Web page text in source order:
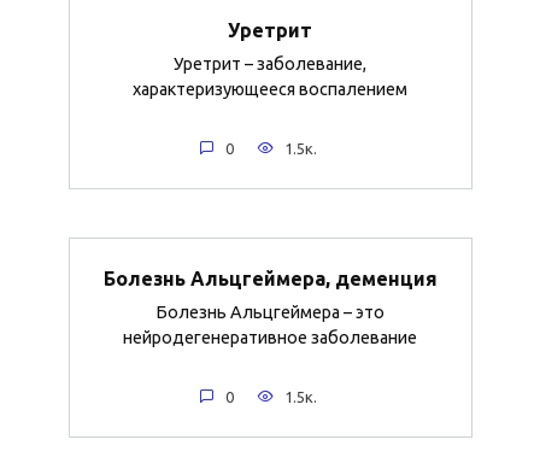
Уретрит
Уретрит – заболевание,
характеризующееся воспалением
0 1.5к.
Болезнь Альцгеймера, деменция
Болезнь Альцгеймера – это
нейродегенеративное заболевание
0 1.5к.